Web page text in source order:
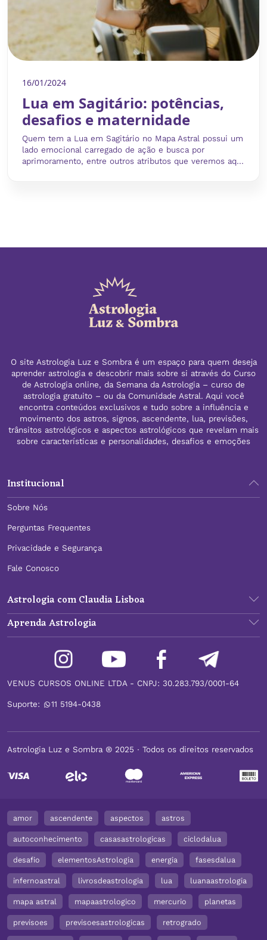
16/01/2024
Lua em Sagitário: potências,
desafios e maternidade
Quem tem a Lua em Sagitário no Mapa Astral possui um
lado emocional carregado de ação e busca por
aprimoramento, entre outros atributos que veremos aq...
O site Astrologia Luz e Sombra é um espaço para quem deseja
aprender astrologia e descobrir mais sobre si através do Curso
de Astrologia online, da Semana da Astrologia – curso de
astrologia gratuito – ou da Comunidade Astral. Aqui você
encontra conteúdos exclusivos e tudo sobre a influência e
movimento dos astros, signos, ascendente, lua, previsões,
trânsitos astrológicos e aspectos astrológicos que revelam mais
sobre características e personalidades, desafios e emoções
Institucional
Sobre Nós
Perguntas Frequentes
Privacidade e Segurança
Fale Conosco
Astrologia com Claudia Lisboa
Aprenda Astrologia
VENUS CURSOS ONLINE LTDA - CNPJ: 30.283.793/0001-64
Suporte: 11 5194-0438
Astrologia Luz e Sombra ® 2025 ∙ Todos os direitos reservados
amor ascendente aspectos astros
autoconhecimento casasastrologicas ciclodalua
desafio elementosAstrologia energia fasesdalua
infernoastral livrosdeastrologia lua luanaastrologia
mapa astral mapaastrologico mercurio planetas
previsoes previsoesastrologicas retrogrado